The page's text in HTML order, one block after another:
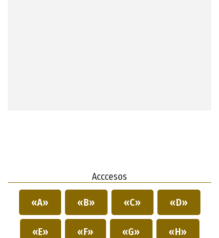
Acccesos
«A» «B» «C» «D»
«E» «F» «G» «H»